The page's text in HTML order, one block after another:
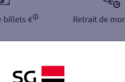
billets € Retrait de